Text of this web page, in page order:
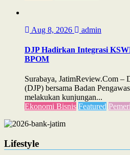
Aug 8, 2026 admin
DJP Hadirkan Integrasi
BPOM
Surabaya, JatimReview.Com –
(DJP) bersama Badan
melakukan kunjungan...
Ekonomi Bisnis Featured
Lifestyle